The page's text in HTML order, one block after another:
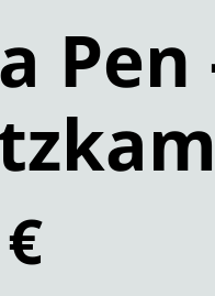
Pen